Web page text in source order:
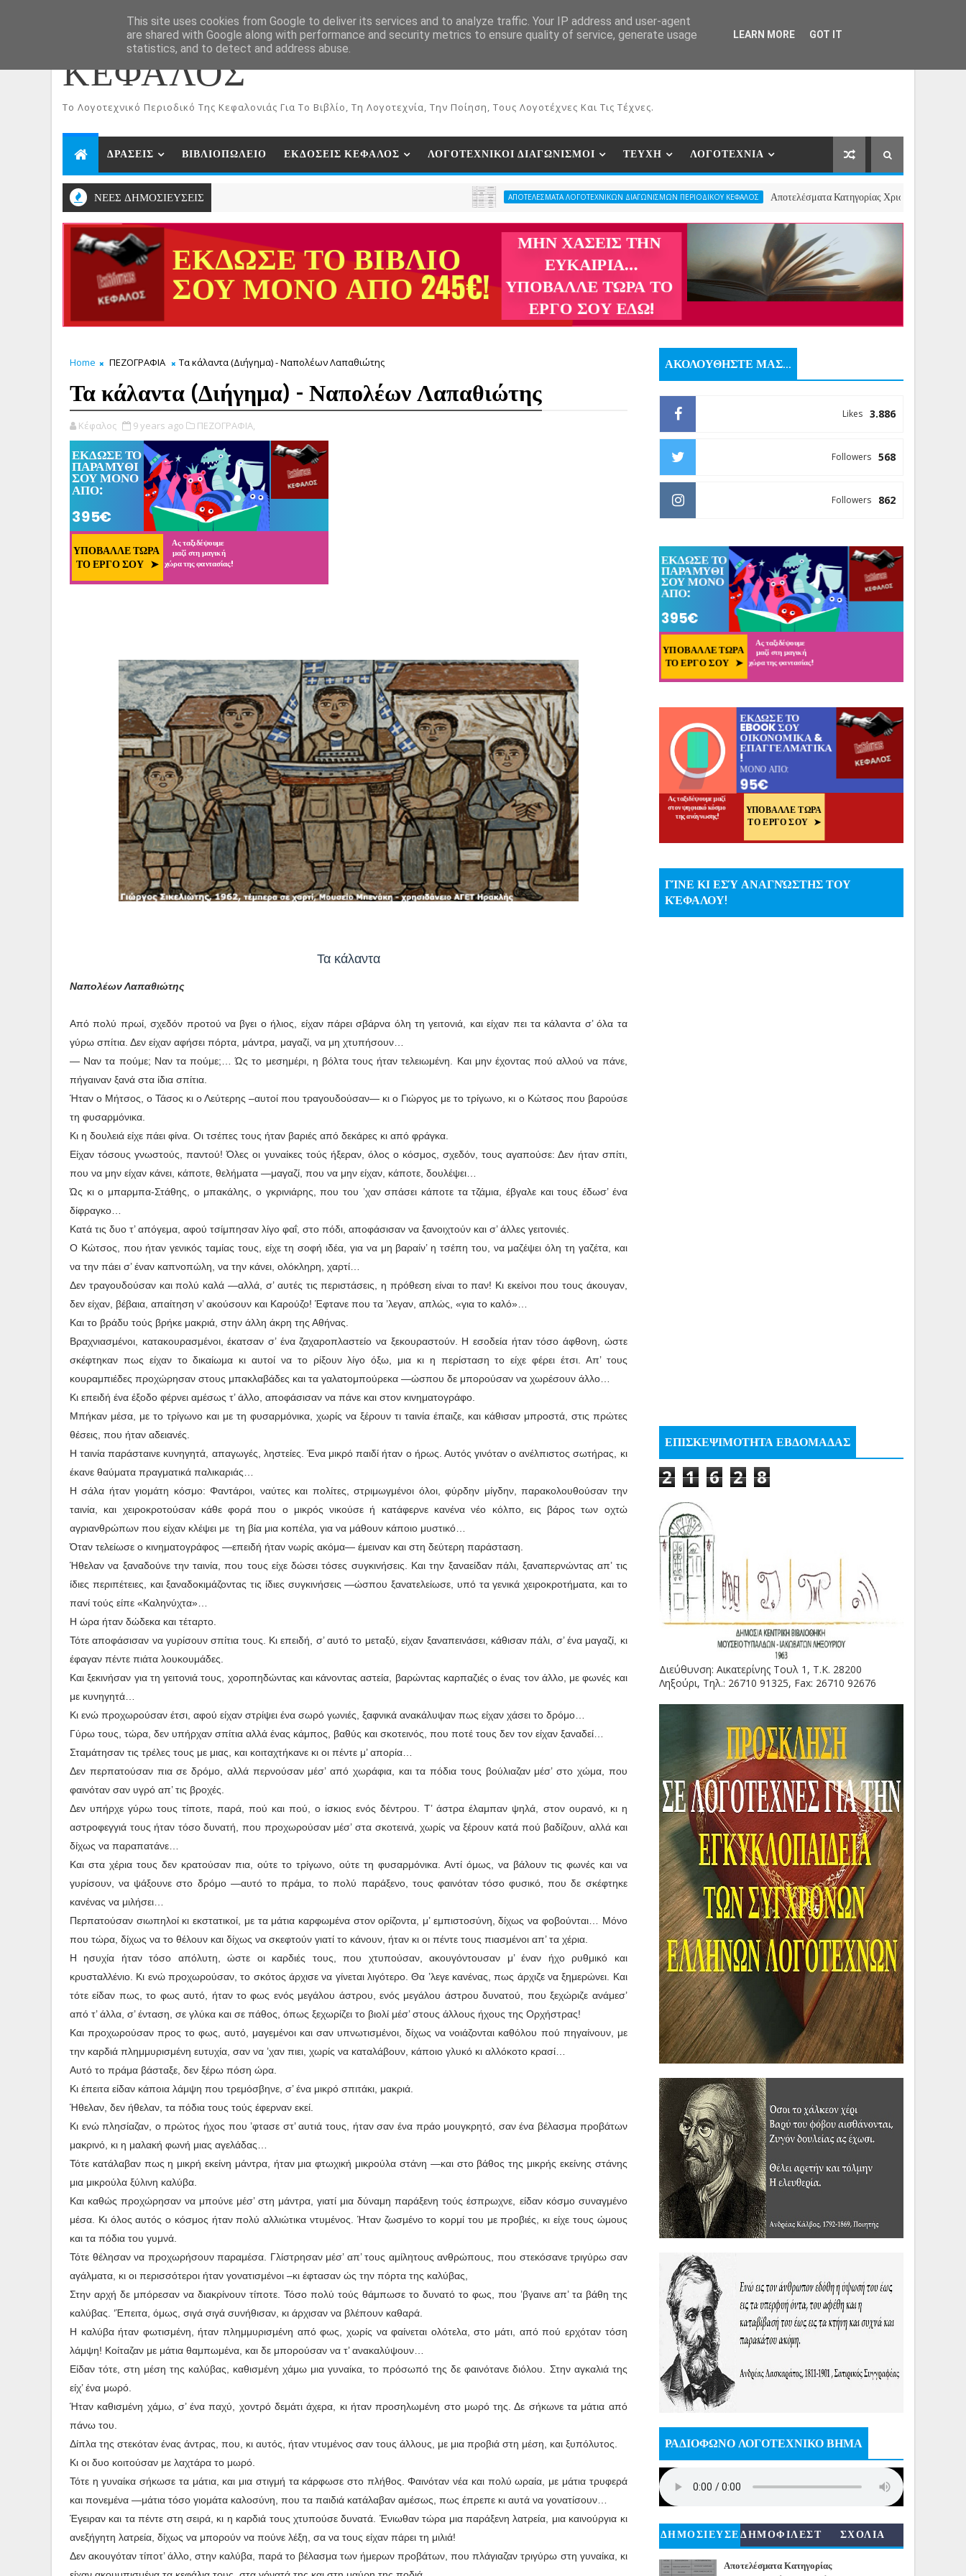
ΑΡΧΙΚΗ ΕΚΔΟΣΕΙΣ ΒΙΒΛΙΩΝ ΗΛΕΚΤΡΟΝΙΚΟ ΒΙΒΛΙΟΠΩΛΕΙΟ ΣΥΝΕΡΓΑΤΕΣ
ΚΕΦΑΛΟΣ
To Λογοτεχνικό Περιοδικό Της Κεφαλονιάς Για Το Βιβλίο, Τη Λογοτεχνία, Την Ποίηση, Τους Λογοτέχνες Και Τις Τέχνες.
ΔΡΑΣΕΙΣ ΒΙΒΛΙΟΠΩΛΕΙΟ ΕΚΔΟΣΕΙΣ ΚΕΦΑΛΟΣ ΛΟΓΟΤΕΧΝΙΚΟΙ ΔΙΑΓΩΝΙΣΜΟΙ ΤΕΥΧΗ ΛΟΓΟΤΕΧΝΙΑ
ΝΕΕΣ ΔΗΜΟΣΙΕΥΣΕΙΣ ΑΠΟΤΕΛΕΣΜΑΤΑ ΛΟΓΟΤΕΧΝΙΚΩΝ ΔΙΑΓΩΝΙΣΜΩΝ ΠΕΡΙΟΔΙΚΟΥ ΚΕΦΑΛΟΣ Αποτελέσματα Κατηγορίας Χριστουγεννιάτικου Ποιήματος-
Home ΠΕΖΟΓΡΑΦΙΑ Τα κάλαντα (Διήγημα) - Ναπολέων Λαπαθιώτης
Τα κάλαντα (Διήγημα) - Ναπολέων Λαπαθιώτης
Κέφαλος 9 years ago ΠΕΖΟΓΡΑΦΙΑ,
Τα κάλαντα
Ναπολέων Λαπαθιώτης
Από πολύ πρωί, σχεδόν προτού να βγει ο ήλιος, είχαν πάρει σβάρνα όλη τη γειτονιά, και είχαν πει τα κάλαντα σ’ όλα τα
γύρω σπίτια. Δεν είχαν αφήσει πόρτα, μάντρα, μαγαζί, να μη χτυπήσουν…
— Ναν τα πούμε; Ναν τα πούμε;… Ώς το μεσημέρι, η βόλτα τους ήταν τελειωμένη. Και μην έχοντας πού αλλού να πάνε,
πήγαιναν ξανά στα ίδια σπίτια.
Ήταν ο Μήτσος, ο Τάσος κι ο Λεύτερης –αυτοί που τραγουδούσαν— κι ο Γιώργος με το τρίγωνο, κι ο Κώτσος που βαρούσε
τη φυσαρμόνικα.
Κι η δουλειά είχε πάει φίνα. Οι τσέπες τους ήταν βαριές από δεκάρες κι από φράγκα.
Είχαν τόσους γνωστούς, παντού! Όλες οι γυναίκες τούς ήξεραν, όλος ο κόσμος, σχεδόν, τους αγαπούσε: Δεν ήταν σπίτι,
που να μην είχαν κάνει, κάποτε, θελήματα —μαγαζί, που να μην είχαν, κάποτε, δουλέψει…
Ώς κι ο μπαρμπα-Στάθης, ο μπακάλης, ο γκρινιάρης, που του ’χαν σπάσει κάποτε τα τζάμια, έβγαλε και τους έδωσ’ ένα
δίφραγκο…
Κατά τις δυο τ’ απόγεμα, αφού τσίμπησαν λίγο φαΐ, στο πόδι, αποφάσισαν να ξανοιχτούν και σ’ άλλες γειτονιές.
Ο Κώτσος, που ήταν γενικός ταμίας τους, είχε τη σοφή ιδέα, για να μη βαραίν’ η τσέπη του, να μαζέψει όλη τη γαζέτα, και
να την πάει σ’ έναν καπνοπώλη, να την κάνει, ολόκληρη, χαρτί…
Δεν τραγουδούσαν και πολύ καλά —αλλά, σ’ αυτές τις περιστάσεις, η πρόθεση είναι το παν! Κι εκείνοι που τους άκουγαν,
δεν είχαν, βέβαια, απαίτηση ν’ ακούσουν και Καρούζο! Έφτανε που τα ’λεγαν, απλώς, «για το καλό»…
Και το βράδυ τούς βρήκε μακριά, στην άλλη άκρη της Αθήνας.
Βραχνιασμένοι, κατακουρασμένοι, έκατσαν σ’ ένα ζαχαροπλαστείο να ξεκουραστούν. Η εσοδεία ήταν τόσο άφθονη, ώστε
σκέφτηκαν πως είχαν το δικαίωμα κι αυτοί να το ρίξουν λίγο όξω, μια κι η περίσταση το είχε φέρει έτσι. Απ’ τους
κουραμπιέδες προχώρησαν στους μπακλαβάδες και τα γαλατομπούρεκα —ώσπου δε μπορούσαν να χωρέσουν άλλο…
Κι επειδή ένα έξοδο φέρνει αμέσως τ’ άλλο, αποφάσισαν να πάνε και στον κινηματογράφο.
Μπήκαν μέσα, με το τρίγωνο και με τη φυσαρμόνικα, χωρίς να ξέρουν τι ταινία έπαιζε, και κάθισαν μπροστά, στις πρώτες
θέσεις, που ήταν αδειανές.
Η ταινία παράσταινε κυνηγητά, απαγωγές, ληστείες. Ένα μικρό παιδί ήταν ο ήρως. Αυτός γινόταν ο ανέλπιστος σωτήρας, κι
έκανε θαύματα πραγματικά παλικαριάς…
Η σάλα ήταν γιομάτη κόσμο: Φαντάροι, ναύτες και πολίτες, στριμωγμένοι όλοι, φύρδην μίγδην, παρακολουθούσαν την
ταινία, και χειροκροτούσαν κάθε φορά που ο μικρός νικούσε ή κατάφερνε κανένα νέο κόλπο, εις βάρος των οχτώ
αγριανθρώπων που είχαν κλέψει με τη βία μια κοπέλα, για να μάθουν κάποιο μυστικό…
Όταν τελείωσε ο κινηματογράφος —επειδή ήταν νωρίς ακόμα— έμειναν και στη δεύτερη παράσταση.
Ήθελαν να ξαναδούνε την ταινία, που τους είχε δώσει τόσες συγκινήσεις. Και την ξαναείδαν πάλι, ξαναπερνώντας απ’ τις
ίδιες περιπέτειες, και ξαναδοκιμάζοντας τις ίδιες συγκινήσεις —ώσπου ξανατελείωσε, υπό τα γενικά χειροκροτήματα, και το
πανί τούς είπε «Καληνύχτα»…
Η ώρα ήταν δώδεκα και τέταρτο.
Τότε αποφάσισαν να γυρίσουν σπίτια τους. Κι επειδή, σ’ αυτό το μεταξύ, είχαν ξαναπεινάσει, κάθισαν πάλι, σ’ ένα μαγαζί, κι
έφαγαν πέντε πιάτα λουκουμάδες.
Και ξεκινήσαν για τη γειτονιά τους, χοροπηδώντας και κάνοντας αστεία, βαρώντας καρπαζιές ο ένας τον άλλο, με φωνές και
με κυνηγητά…
Κι ενώ προχωρούσαν έτσι, αφού είχαν στρίψει ένα σωρό γωνιές, ξαφνικά ανακάλυψαν πως είχαν χάσει το δρόμο…
Γύρω τους, τώρα, δεν υπήρχαν σπίτια αλλά ένας κάμπος, βαθύς και σκοτεινός, που ποτέ τους δεν τον είχαν ξαναδεί…
Σταμάτησαν τις τρέλες τους με μιας, και κοιταχτήκανε κι οι πέντε μ’ απορία…
Δεν περπατούσαν πια σε δρόμο, αλλά περνούσαν μέσ’ από χωράφια, και τα πόδια τους βούλιαζαν μέσ’ στο χώμα, που
φαινόταν σαν υγρό απ’ τις βροχές.
Δεν υπήρχε γύρω τους τίποτε, παρά, πού και πού, ο ίσκιος ενός δέντρου. Τ’ άστρα έλαμπαν ψηλά, στον ουρανό, κι η
αστροφεγγιά τους ήταν τόσο δυνατή, που προχωρούσαν μέσ’ στα σκοτεινά, χωρίς να ξέρουν κατά πού βαδίζουν, αλλά και
δίχως να παραπατάνε…
Και στα χέρια τους δεν κρατούσαν πια, ούτε το τρίγωνο, ούτε τη φυσαρμόνικα. Αντί όμως, να βάλουν τις φωνές και να
γυρίσουν, να ψάξουνε στο δρόμο —αυτό το πράμα, το πολύ παράξενο, τους φαινόταν τόσο φυσικό, που δε σκέφτηκε
κανένας να μιλήσει…
Περπατούσαν σιωπηλοί κι εκστατικοί, με τα μάτια καρφωμένα στον ορίζοντα, μ’ εμπιστοσύνη, δίχως να φοβούνται… Μόνο
που τώρα, δίχως να το θέλουν και δίχως να σκεφτούν γιατί το κάνουν, ήταν κι οι πέντε τους πιασμένοι απ’ τα χέρια.
Η ησυχία ήταν τόσο απόλυτη, ώστε οι καρδιές τους, που χτυπούσαν, ακουγόντουσαν μ’ έναν ήχο ρυθμικό και
κρυσταλλένιο. Κι ενώ προχωρούσαν, το σκότος άρχισε να γίνεται λιγότερο. Θα ’λεγε κανένας, πως άρχιζε να ξημερώνει. Και
τότε είδαν πως, το φως αυτό, ήταν το φως ενός μεγάλου άστρου, ενός μεγάλου άστρου δυνατού, που ξεχώριζε ανάμεσ’
από τ’ άλλα, σ’ ένταση, σε γλύκα και σε πάθος, όπως ξεχωρίζει το βιολί μέσ’ στους άλλους ήχους της Ορχήστρας!
Και προχωρούσαν προς το φως, αυτό, μαγεμένοι και σαν υπνωτισμένοι, δίχως να νοιάζονται καθόλου πού πηγαίνουν, με
την καρδιά πλημμυρισμένη ευτυχία, σαν να ’χαν πιει, χωρίς να καταλάβουν, κάποιο γλυκό κι αλλόκοτο κρασί…
Αυτό το πράμα βάσταξε, δεν ξέρω πόση ώρα.
Κι έπειτα είδαν κάποια λάμψη που τρεμόσβηνε, σ’ ένα μικρό σπιτάκι, μακριά.
Ήθελαν, δεν ήθελαν, τα πόδια τους τούς έφερναν εκεί.
Κι ενώ πλησίαζαν, ο πρώτος ήχος που ’φτασε στ’ αυτιά τους, ήταν σαν ένα πράο μουγκρητό, σαν ένα βέλασμα προβάτων
μακρινό, κι η μαλακή φωνή μιας αγελάδας…
Τότε κατάλαβαν πως η μικρή εκείνη μάντρα, ήταν μια φτωχική μικρούλα στάνη —και στο βάθος της μικρής εκείνης στάνης
μια μικρούλα ξύλινη καλύβα.
Και καθώς προχώρησαν να μπούνε μέσ’ στη μάντρα, γιατί μια δύναμη παράξενη τούς έσπρωχνε, είδαν κόσμο συναγμένο
μέσα. Κι όλος αυτός ο κόσμος ήταν πολύ αλλιώτικα ντυμένος. Ήταν ζωσμένο το κορμί του με προβιές, κι είχε τους ώμους
και τα πόδια του γυμνά.
Τότε θέλησαν να προχωρήσουν παραμέσα. Γλίστρησαν μέσ’ απ’ τους αμίλητους ανθρώπους, που στεκόσανε τριγύρω σαν
αγάλματα, κι οι περισσότεροι ήταν γονατισμένοι –κι έφτασαν ώς την πόρτα της καλύβας,
Στην αρχή δε μπόρεσαν να διακρίνουν τίποτε. Τόσο πολύ τούς θάμπωσε το δυνατό το φως, που ’βγαινε απ’ τα βάθη της
καλύβας. ‘Έπειτα, όμως, σιγά σιγά συνήθισαν, κι άρχισαν να βλέπουν καθαρά.
Η καλύβα ήταν φωτισμένη, ήταν πλημμυρισμένη από φως, χωρίς να φαίνεται ολότελα, στο μάτι, από πού ερχόταν τόση
λάμψη! Κοίταζαν με μάτια θαμπωμένα, και δε μπορούσαν να τ’ ανακαλύψουν…
Είδαν τότε, στη μέση της καλύβας, καθισμένη χάμω μια γυναίκα, το πρόσωπό της δε φαινότανε διόλου. Στην αγκαλιά της
είχ’ ένα μωρό.
Ήταν καθισμένη χάμω, σ’ ένα παχύ, χοντρό δεμάτι άχερα, κι ήταν προσηλωμένη στο μωρό της. Δε σήκωνε τα μάτια από
πάνω του.
Δίπλα της στεκόταν ένας άντρας, που, κι αυτός, ήταν ντυμένος σαν τους άλλους, με μια προβιά στη μέση, και ξυπόλυτος.
Κι οι δυο κοιτούσαν με λαχτάρα το μωρό.
Τότε η γυναίκα σήκωσε τα μάτια, και μια στιγμή τα κάρφωσε στο πλήθος. Φαινόταν νέα και πολύ ωραία, με μάτια τρυφερά
και πονεμένα —μάτια τόσο γιομάτα καλοσύνη, που τα παιδιά κατάλαβαν αμέσως, πως έπρεπε κι αυτά να γονατίσουν…
Έγειραν και τα πέντε στη σειρά, κι η καρδιά τους χτυπούσε δυνατά. Ένιωθαν τώρα μια παράξενη λατρεία, μια καινούργια κι
ανεξήγητη λατρεία, δίχως να μπορούν να πούνε λέξη, σα να τους είχαν πάρει τη μιλιά!
Δεν ακουγόταν τίποτ’ άλλο, στην καλύβα, παρά το βέλασμα των ήμερων προβάτων, που πλάγιαζαν τριγύρω στη γυναίκα, κι
ΑΚΟΛΟΥΘΗΣΤΕ ΜΑΣ...
3.886
Likes
568
Followers
862
Followers
ΓΊΝΕ ΚΙ ΕΣΎ ΑΝΑΓΝΏΣΤΗΣ ΤΟΥ
ΚΈΦΑΛΟΥ!
ΕΠΙΣΚΕΨΙΜΟΤΗΤΑ ΕΒΔΟΜΑΔΑΣ
2 1 6 2 8
Διεύθυνση: Αικατερίνης Τουλ 1, Τ.Κ. 28200
Ληξούρι, Τηλ.: 26710 91325, Fax: 26710 92676
ΡΑΔΙΟΦΩΝΟ ΛΟΓΟΤΕΧΝΙΚΟ ΒΗΜΑ
ΔΗΜΟΣΙΕΥΣΕ
ΙΣ
ΔΗΜΟΦΙΛΕΣΤ
ΣΧΟΛΙΑ
Αποτελέσματα Κατηγορίας
This site uses cookies from Google to deliver its services and to analyze traffic. Your IP address and user-agent
are shared with Google along with performance and security metrics to ensure quality of service, generate usage
statistics, and to detect and address abuse.
LEARN MORE GOT IT